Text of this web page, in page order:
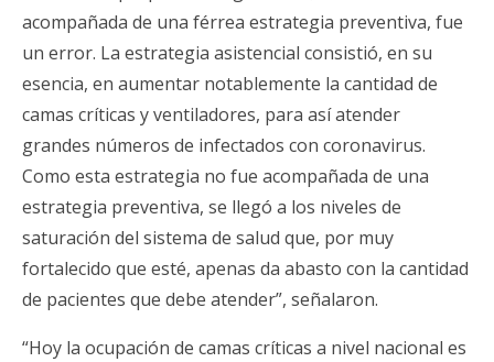
acompañada de una férrea estrategia preventiva, fue
un error. La estrategia asistencial consistió, en su
esencia, en aumentar notablemente la cantidad de
camas críticas y ventiladores, para así atender
grandes números de infectados con coronavirus.
Como esta estrategia no fue acompañada de una
estrategia preventiva, se llegó a los niveles de
saturación del sistema de salud que, por muy
fortalecido que esté, apenas da abasto con la cantidad
de pacientes que debe atender”, señalaron.
“Hoy la ocupación de camas críticas a nivel nacional es